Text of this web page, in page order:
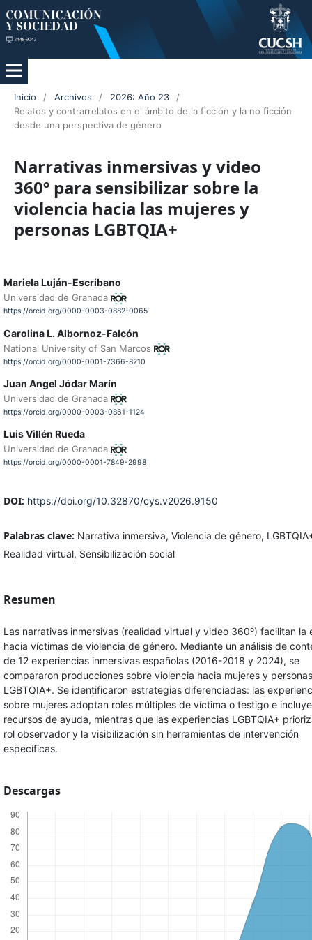
Inicio / Archivos / 2026: Año 23
/
Relatos y contrarrelatos en el ámbito de la ficción y la no ficción
desde una perspectiva de género
Narrativas inmersivas y video
360º para sensibilizar sobre la
violencia hacia las mujeres y
personas LGBTQIA+
Mariela Luján-Escribano
Universidad de Granada
https://orcid.org/0000-0003-0882-0065
Carolina L. Albornoz-Falcón
National University of San Marcos
https://orcid.org/0000-0001-7366-8210
Juan Angel Jódar Marín
Universidad de Granada
https://orcid.org/0000-0003-0861-1124
Luis Villén Rueda
Universidad de Granada
https://orcid.org/0000-0001-7849-2998
DOI: https://doi.org/10.32870/cys.v2026.9150
Palabras clave: Narrativa inmersiva, Violencia de género,
Realidad virtual, Sensibilización social
Resumen
Las narrativas inmersivas (realidad virtual y video 360º) facilitan la
hacia víctimas de violencia de género. Mediante un análisis de
de 12 experiencias inmersivas españolas (2016-2018 y 2024), se
compararon producciones sobre violencia hacia mujeres y personas
LGBTQIA+. Se identificaron estrategias diferenciadas: las
sobre mujeres adoptan roles múltiples de víctima o testigo e
recursos de ayuda, mientras que las experiencias LGBTQIA+
rol observador y la visibilización sin herramientas de intervención
específicas.
Descargas